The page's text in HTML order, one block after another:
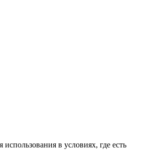
в условиях, где есть